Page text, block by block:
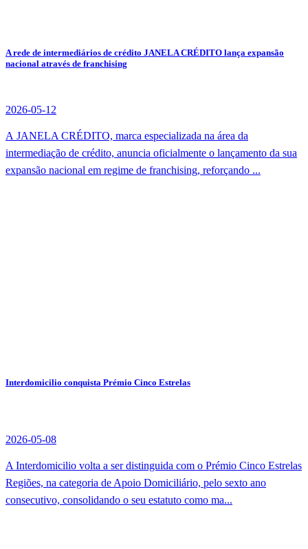
A rede de intermediários de crédito JANELA CRÉDITO lança expansão
nacional através de franchising
2026-05-12
A JANELA CRÉDITO, marca especializada na área da
intermediação de crédito, anuncia oficialmente o lançamento da sua
expansão nacional em regime de franchising, reforçando ...
Interdomicilio conquista Prémio Cinco Estrelas
2026-05-08
A Interdomicilio volta a ser distinguida com o Prémio Cinco Estrelas
Regiões, na categoria de Apoio Domiciliário, pelo sexto ano
consecutivo, consolidando o seu estatuto como ma...